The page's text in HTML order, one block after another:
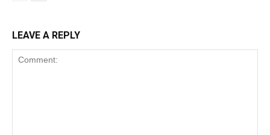
LEAVE A REPLY